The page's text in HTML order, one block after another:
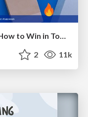
The State of eCommerce SEO: How to Win in Today's Products SERPs - #SEOweek
2 11k